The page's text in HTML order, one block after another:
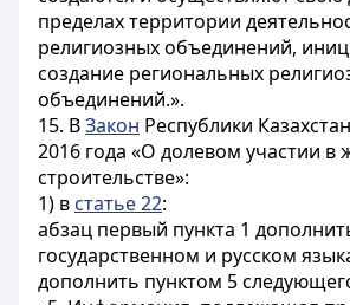
пределах территории
религиозных объединений,
создание региональных
объединений.».
15. ВЗакон Республики
2016 года «О долевом участии
строительстве»:
1) в статье 22:
абзац первый пункта 1
государственном и русском
дополнить пунктом 5